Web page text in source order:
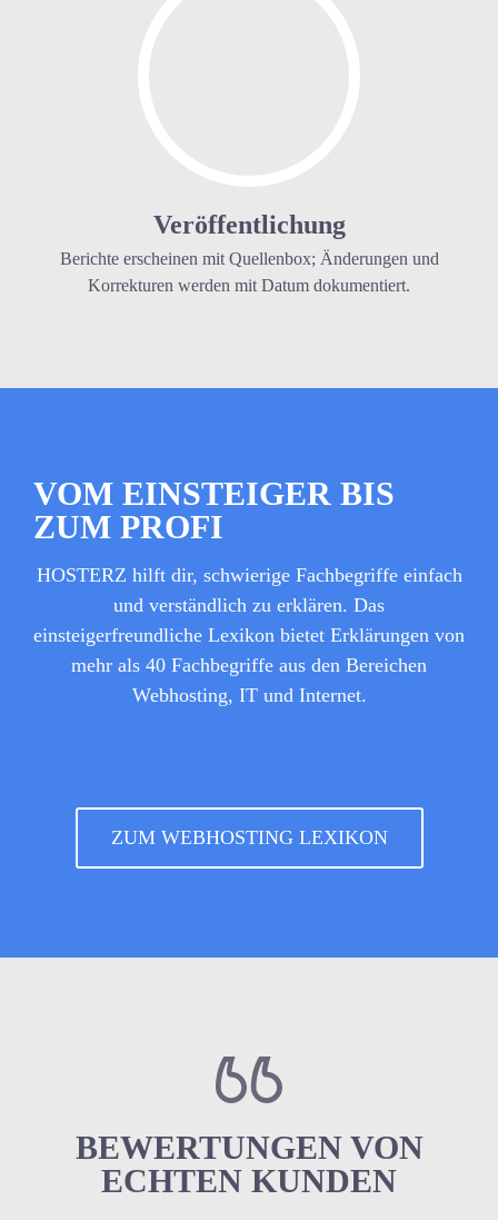
Veröffentlichung
Berichte erscheinen mit Quellenbox; Änderungen und
Korrekturen werden mit Datum dokumentiert.
VOM EINSTEIGER BIS
ZUM PROFI
HOSTERZ hilft dir, schwierige Fachbegriffe einfach
und verständlich zu erklären. Das
einsteigerfreundliche Lexikon bietet Erklärungen von
mehr als 40 Fachbegriffe aus den Bereichen
Webhosting, IT und Internet.
ZUM WEBHOSTING LEXIKON
BEWERTUNGEN VON
ECHTEN KUNDEN